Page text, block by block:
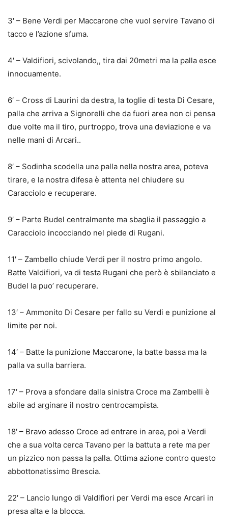
3′ – Bene Verdi per Maccarone che vuol servire Tavano di
tacco e l’azione sfuma.
4′ – Valdifiori, scivolando,, tira dai 20metri ma la palla esce
innocuamente.
6′ – Cross di Laurini da destra, la toglie di testa Di Cesare,
palla che arriva a Signorelli che da fuori area non ci pensa
due volte ma il tiro, purtroppo, trova una deviazione e va
nelle mani di Arcari..
8′ – Sodinha scodella una palla nella nostra area, poteva
tirare, e la nostra difesa è attenta nel chiudere su
Caracciolo e recuperare.
9′ – Parte Budel centralmente ma sbaglia il passaggio a
Caracciolo incocciando nel piede di Rugani.
11′ – Zambello chiude Verdi per il nostro primo angolo.
Batte Valdifiori, va di testa Rugani che però è sbilanciato e
Budel la puo’ recuperare.
13′ – Ammonito Di Cesare per fallo su Verdi e punizione al
limite per noi.
14′ – Batte la punizione Maccarone, la batte bassa ma la
palla va sulla barriera.
17′ – Prova a sfondare dalla sinistra Croce ma Zambelli è
abile ad arginare il nostro centrocampista.
18′ – Bravo adesso Croce ad entrare in area, poi a Verdi
che a sua volta cerca Tavano per la battuta a rete ma per
un pizzico non passa la palla. Ottima azione contro questo
abbottonatissimo Brescia.
22′ – Lancio lungo di Valdifiori per Verdi ma esce Arcari in
presa alta e la blocca.